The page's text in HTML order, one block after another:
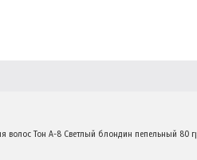
волос Тон A-8 Светлый блондин пепельный 80 гр.